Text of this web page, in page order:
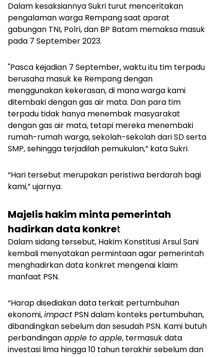
Dalam kesaksiannya Sukri turut menceritakan
pengalaman warga Rempang saat aparat
gabungan TNI, Polri, dan BP Batam memaksa masuk
pada 7 September 2023.
"Pasca kejadian 7 September, waktu itu tim terpadu
berusaha masuk ke Rempang dengan
menggunakan kekerasan, di mana warga kami
ditembaki dengan gas air mata. Dan para tim
terpadu tidak hanya menembak masyarakat
dengan gas air mata, tetapi mereka menembaki
rumah-rumah warga, sekolah-sekolah dari SD serta
SMP, sehingga terjadilah pemukulan,” kata Sukri.
“Hari tersebut merupakan peristiwa berdarah bagi
kami,” ujarnya.
Majelis hakim minta pemerintah
hadirkan data konkret
Dalam sidang tersebut, Hakim Konstitusi Arsul Sani
kembali menyatakan permintaan agar pemerintah
menghadirkan data konkret mengenai klaim
manfaat PSN.
“Harap disediakan data terkait pertumbuhan
ekonomi,impact PSN dalam konteks pertumbuhan,
dibandingkan sebelum dan sesudah PSN. Kami butuh
perbandinganapple to apple, termasuk data
investasi lima hingga 10 tahun terakhir sebelum dan